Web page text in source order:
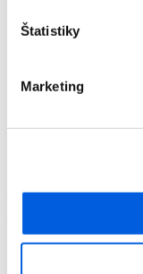
Štatistiky
Marketing
Domov
Číslo artiklu:12014392
Farba:
-70 %